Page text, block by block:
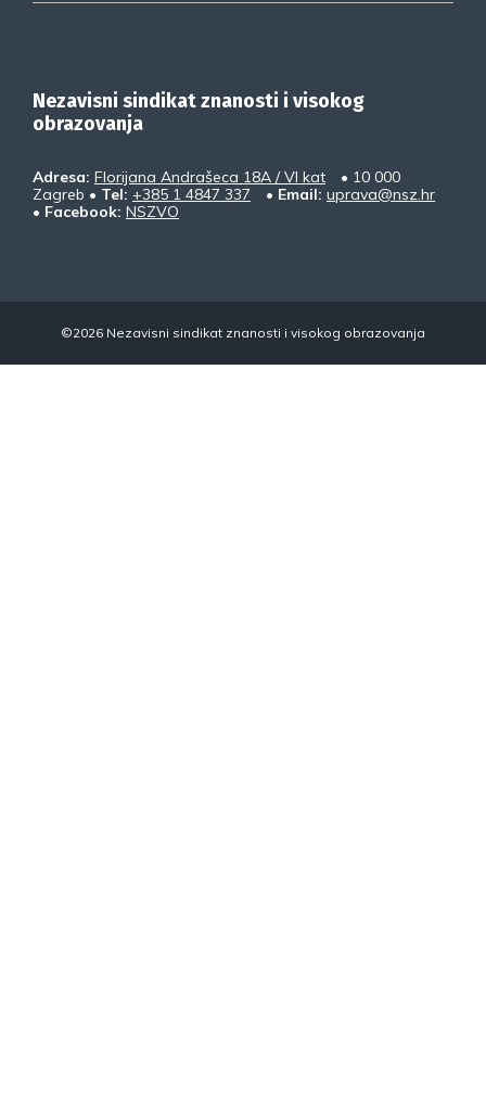
Nezavisni sindikat znanosti i visokog
obrazovanja
Adresa: Florijana Andrašeca 18A / VI kat
• 10 000
Zagreb • Tel: +385 1 4847 337 • Email: uprava@nsz.hr
• Facebook: NSZVO
©2026 Nezavisni sindikat znanosti i visokog obrazovanja